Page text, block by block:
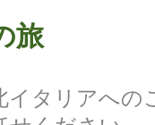
旅
イタリアへ